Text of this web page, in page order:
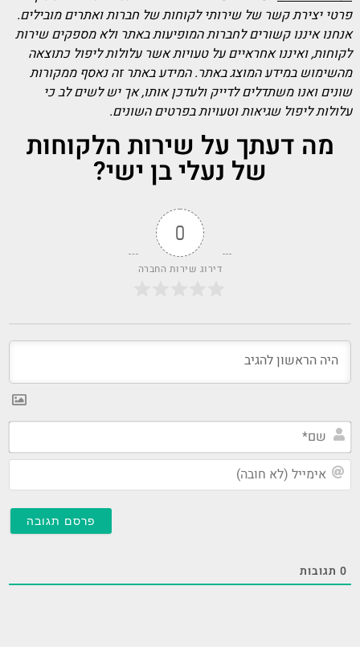
פרטי יצירת קשר של שירותי לקוחות של חברות ואתרים מובילים.
אנחנו איננו קשורים לחברות המופיעות באתר ולא מספקים שירות
לקוחות, ואיננו אחראיים על טעויות אשר עלולות ליפול כתוצאה
מהשימוש במידע המוצג באתר. המידע באתר זה נאסף ממקורות
שונים ואנו משתדלים לדייק ולעדכן אותו, אך יש לשים לב כי
עלולות ליפול שגיאות וטעויות בפרטים השונים.
מה דעתך על שירות הלקוחות
של נעלי בן ישי?
0
דירוג שירות החברה
תגובות